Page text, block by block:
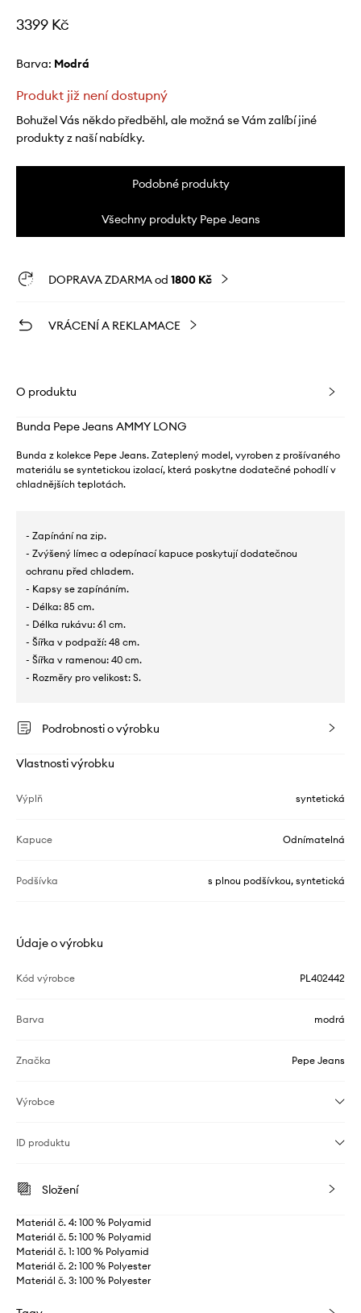
3399 Kč
Barva: modrá
Produkt již není dostupný
Bohužel Vás někdo předběhl, ale možná se Vám zalíbí jiné
produkty z naší nabídky.
Podobné produkty
Všechny produkty Pepe Jeans
DOPRAVA ZDARMA od 1800 Kč
VRÁCENÍ A REKLAMACE
O produktu
Bunda Pepe Jeans AMMY LONG
Bunda z kolekce Pepe Jeans. Zateplený model, vyroben z prošívaného
materiálu se syntetickou izolací, která poskytne dodatečné pohodlí v
chladnějších teplotách.
- Zapínání na zip.
- Zvýšený límec a odepínací kapuce poskytují dodatečnou
ochranu před chladem.
- Kapsy se zapínáním.
- Délka: 85 cm.
- Délka rukávu: 61 cm.
- Šířka v podpaží: 48 cm.
- Šířka v ramenou: 40 cm.
- Rozměry pro velikost: S.
Podrobnosti o výrobku
Vlastnosti výrobku
Výplň syntetická
Kapuce Odnímatelná
Podšívka s plnou podšívkou, syntetická
Údaje o výrobku
Kód výrobce PL402442
Barva modrá
Značka Pepe Jeans
Výrobce
ID produktu
Složení
Materiál č. 4: 100 % Polyamid
Materiál č. 5: 100 % Polyamid
Materiál č. 1: 100 % Polyamid
Materiál č. 2: 100 % Polyester
Materiál č. 3: 100 % Polyester